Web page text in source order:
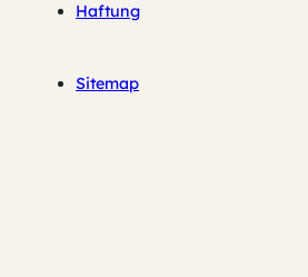
Haftung
Sitemap